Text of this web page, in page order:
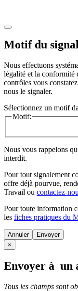
Motif du
Nous effectuons
légalité et la conformité
contrôles vous
nous le signaler.
Sélectionnez un motif
Motif:
Nous vous rappelons
interdit.
Pour tout signalement
offre déjà pourvue,
Travail ou contactez-
Pour toute information
les fiches pratiques du
Annuler
×
Envoyer à un
Tous les champs sont